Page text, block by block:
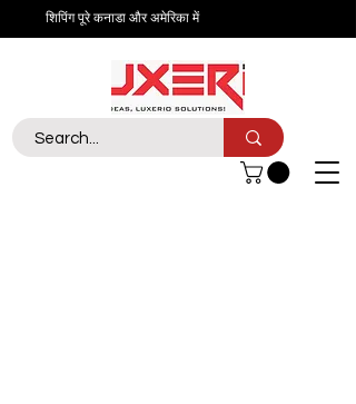
शिपिंग पूरे कनाडा और अमेरिका में